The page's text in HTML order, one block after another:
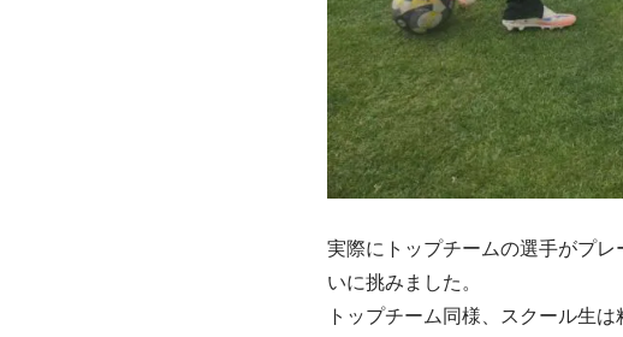
実際にトップチームの選手がプ
いに挑みました。
トップチーム同様、スクール生